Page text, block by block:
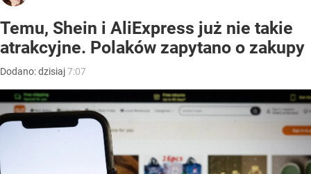
Temu, Shein i AliExpress już nie takie
atrakcyjne. Polaków zapytano o zakupy
Dodano:dzisiaj7:07